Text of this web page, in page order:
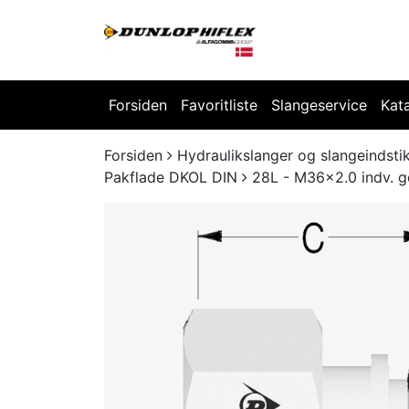
Forsiden Favoritliste Slangeservice
Forsiden
Hydraulikslanger og
Pakflade DKOL DIN
28L - M36x2.0 indv.